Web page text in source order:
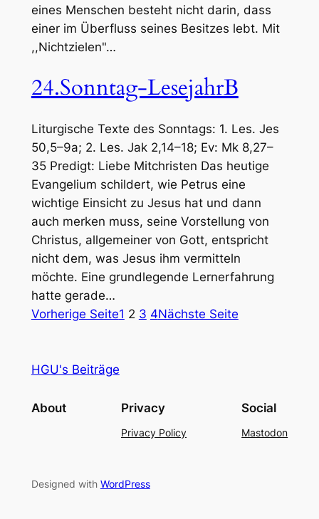
eines Menschen besteht nicht darin, dass
einer im Überfluss seines Besitzes lebt. Mit
,,Nichtzielen"…
24.Sonntag-LesejahrB
Liturgische Texte des Sonntags: 1. Les. Jes
50,5–9a; 2. Les. Jak 2,14–18; Ev: Mk 8,27–
35 Predigt: Liebe Mitchristen Das heutige
Evangelium schildert, wie Petrus eine
wichtige Einsicht zu Jesus hat und dann
auch merken muss, seine Vorstellung von
Christus, allgemeiner von Gott, entspricht
nicht dem, was Jesus ihm vermitteln
möchte. Eine grundlegende Lernerfahrung
hatte gerade…
Vorherige Seite1 2 3 4Nächste Seite
HGU's Beiträge
About Privacy
Privacy Policy
Social
Mastodon
Designed with WordPress